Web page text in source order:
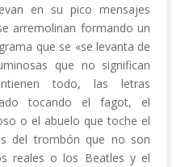
en su pico mensajes
arremolinan formando un
que se «se levanta de
que no significan
todo, las letras
tocando el fagot, el
o el abuelo que toche el
del trombón que no son
reales o los Beatles y el